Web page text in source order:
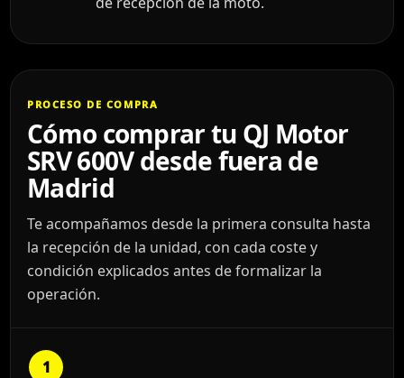
PROCESO DE COMPRA
Cómo comprar tu QJ Motor
SRV 600V desde fuera de
Madrid
Te acompañamos desde la primera consulta hasta
la recepción de la unidad, con cada coste y
condición explicados antes de formalizar la
operación.
1